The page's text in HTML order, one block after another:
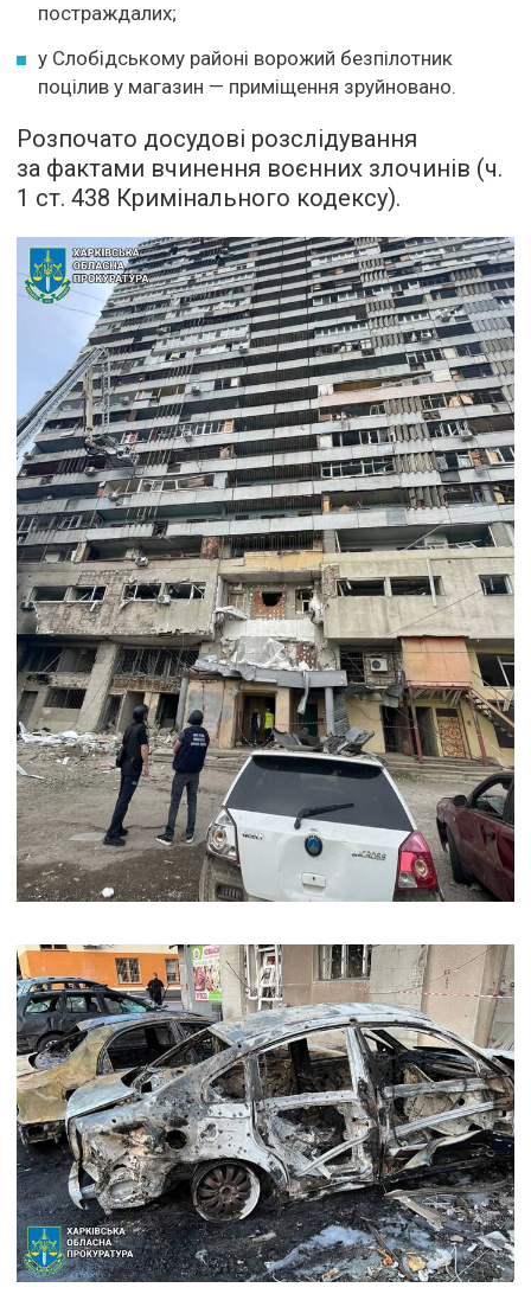
постраждалих;
у Слобідському районі ворожий безпілотник
поцілив у магазин — приміщення зруйновано.
Розпочато досудові розслідування
за фактами вчинення воєнних злочинів (ч.
1 ст. 438 Кримінального кодексу).